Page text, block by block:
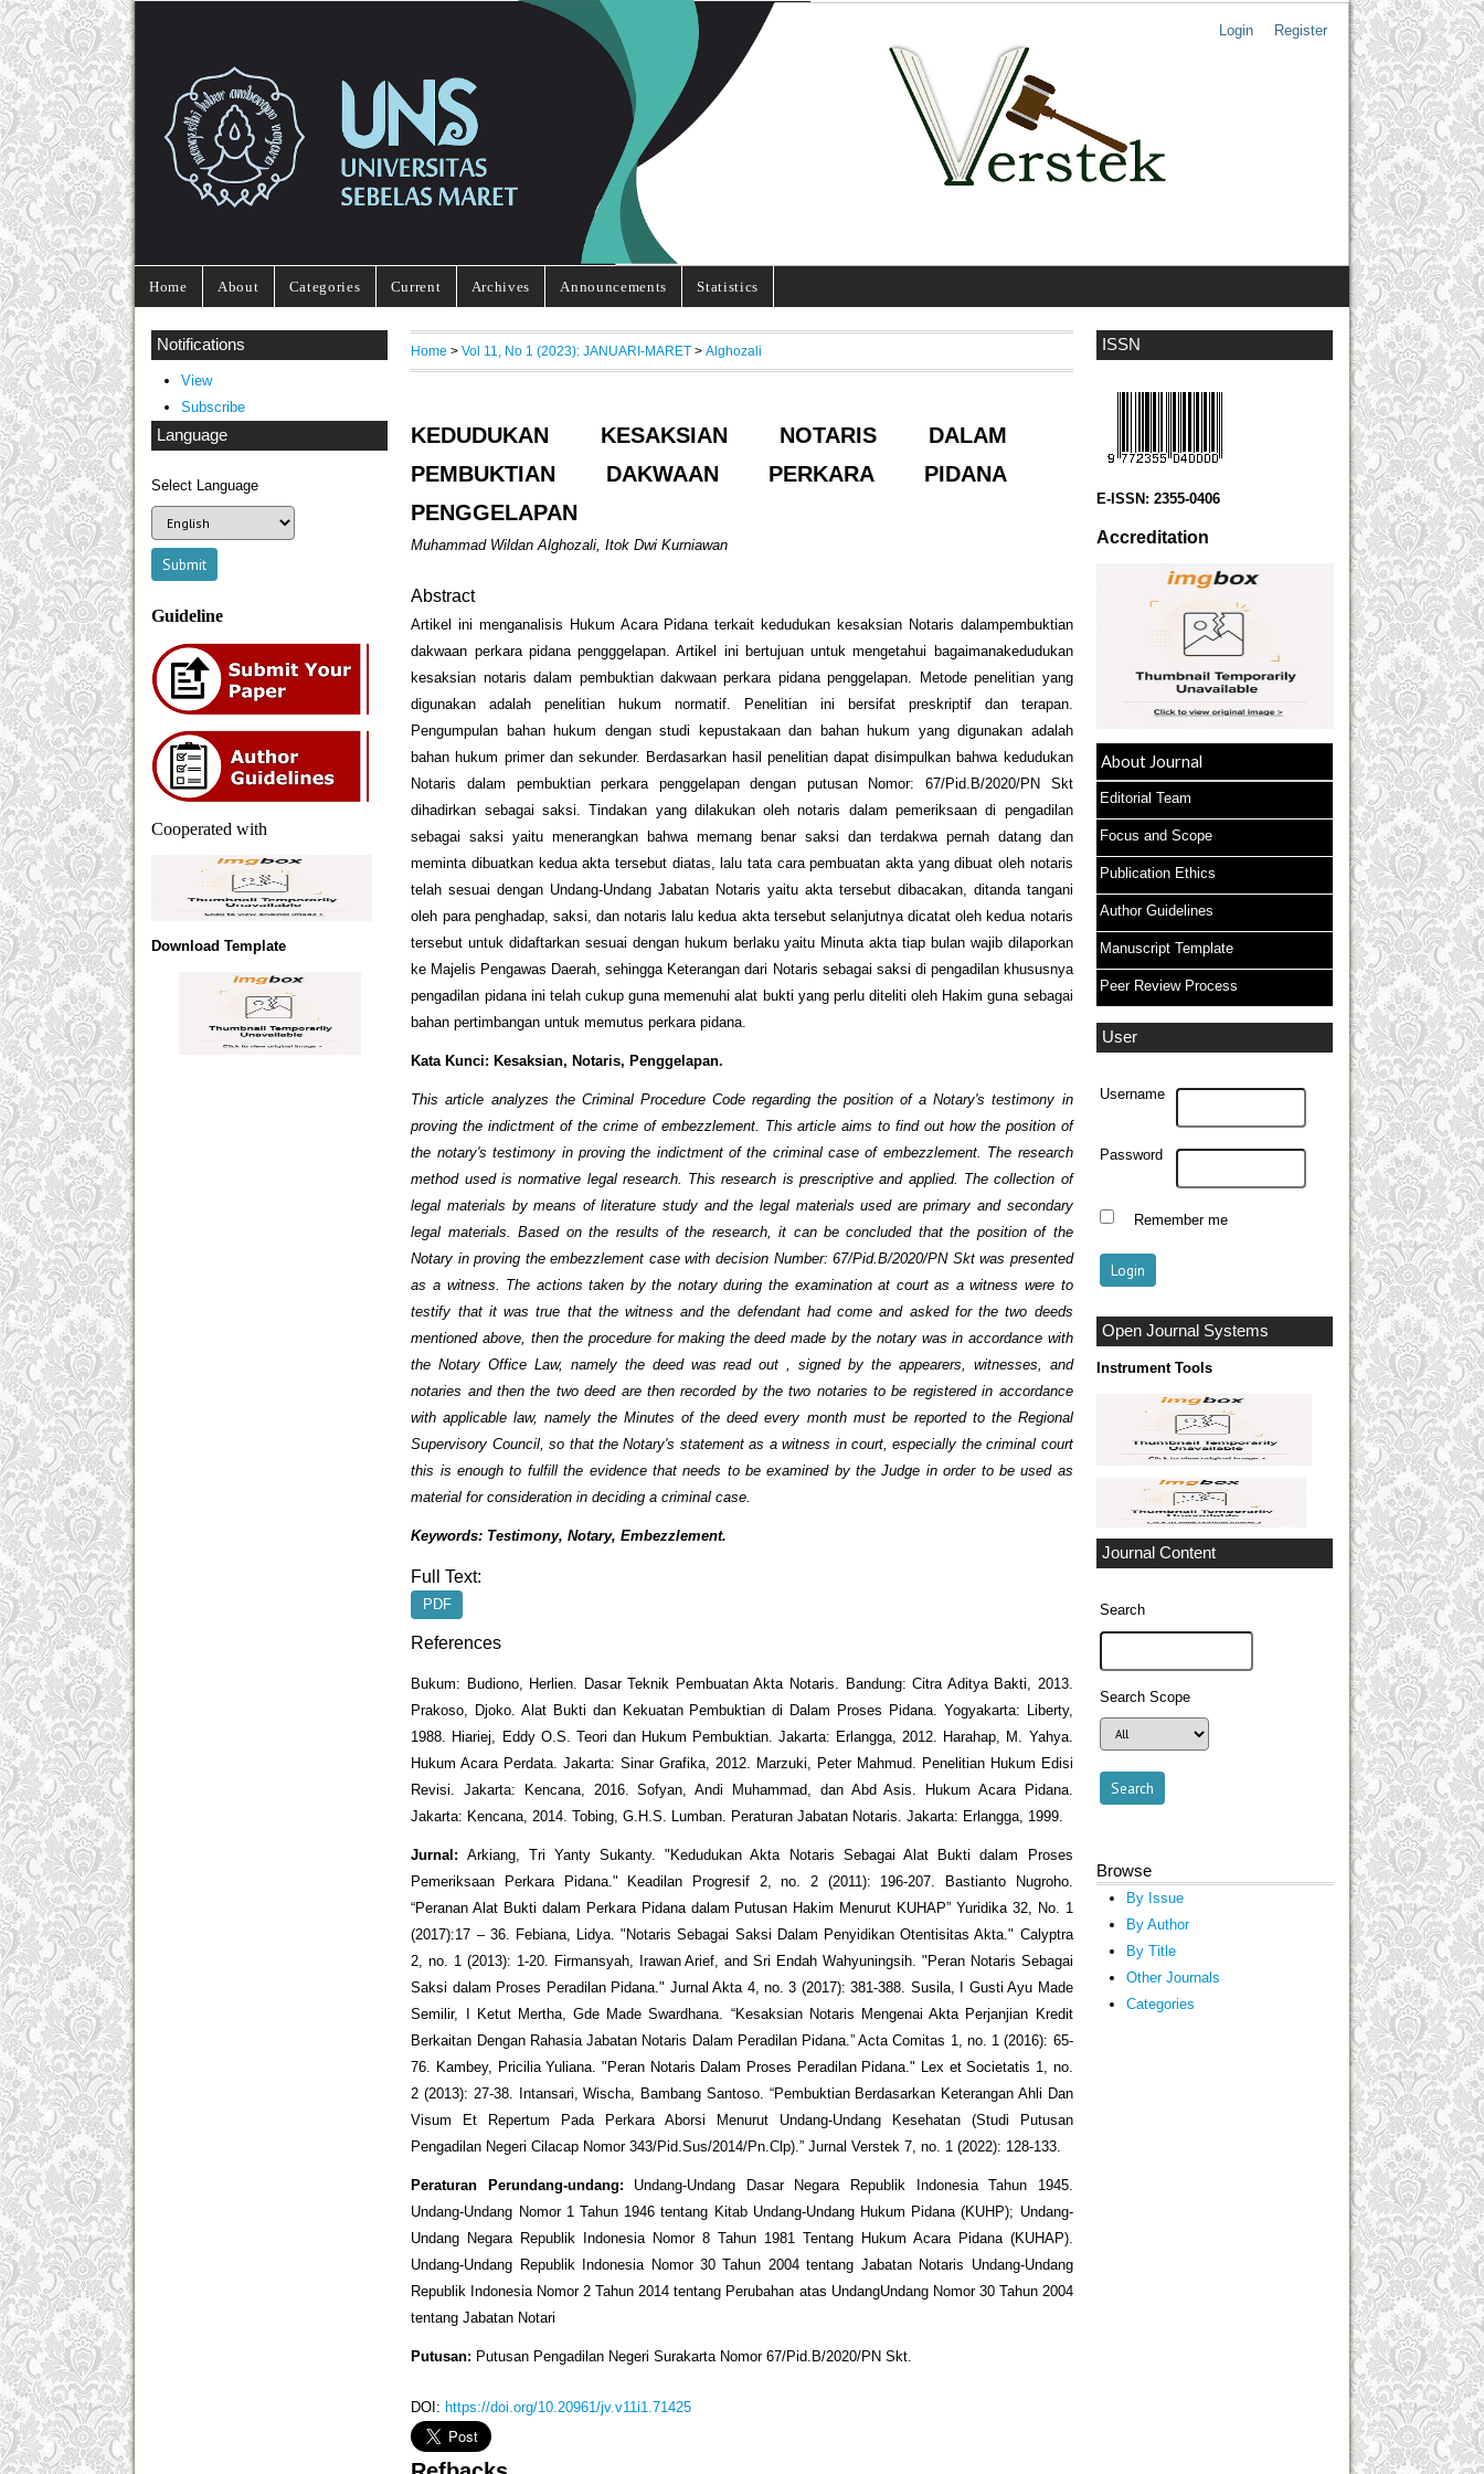
Login Register
Home About Categories Current Archives Announcements Statistics
ISSN
E-ISSN: 2355-0406
Accreditation
About Journal
Editorial Team
Focus and Scope
Publication Ethics
Author Guidelines
Manuscript Template
Peer Review Process
User
Username
Password
Remember me
Open Journal Systems
Instrument Tools
Journal Content
Search
Search Scope
Browse
By Issue
By Author
By Title
Other Journals
Categories
Notifications
View
Subscribe
Language
Select Language
Guideline
Cooperated with
Download Template
Home >Vol 11, No 1 (2023): JANUARI-MARET >Alghozali
KEDUDUKAN KESAKSIAN NOTARIS DALAM
PEMBUKTIAN DAKWAAN PERKARA PIDANA
PENGGELAPAN
Muhammad Wildan Alghozali, Itok Dwi Kurniawan
Abstract
Artikel ini menganalisis Hukum Acara Pidana terkait kedudukan kesaksian Notaris dalampembuktian
dakwaan perkara pidana pengggelapan. Artikel ini bertujuan untuk mengetahui bagaimanakedudukan
kesaksian notaris dalam pembuktian dakwaan perkara pidana penggelapan. Metode penelitian yang
digunakan adalah penelitian hukum normatif. Penelitian ini bersifat preskriptif dan terapan.
Pengumpulan bahan hukum dengan studi kepustakaan dan bahan hukum yang digunakan adalah
bahan hukum primer dan sekunder. Berdasarkan hasil penelitian dapat disimpulkan bahwa kedudukan
Notaris dalam pembuktian perkara penggelapan dengan putusan Nomor: 67/Pid.B/2020/PN Skt
dihadirkan sebagai saksi. Tindakan yang dilakukan oleh notaris dalam pemeriksaan di pengadilan
sebagai saksi yaitu menerangkan bahwa memang benar saksi dan terdakwa pernah datang dan
meminta dibuatkan kedua akta tersebut diatas, lalu tata cara pembuatan akta yang dibuat oleh notaris
telah sesuai dengan Undang-Undang Jabatan Notaris yaitu akta tersebut dibacakan, ditanda tangani
oleh para penghadap, saksi, dan notaris lalu kedua akta tersebut selanjutnya dicatat oleh kedua notaris
tersebut untuk didaftarkan sesuai dengan hukum berlaku yaitu Minuta akta tiap bulan wajib dilaporkan
ke Majelis Pengawas Daerah, sehingga Keterangan dari Notaris sebagai saksi di pengadilan khususnya
pengadilan pidana ini telah cukup guna memenuhi alat bukti yang perlu diteliti oleh Hakim guna sebagai
bahan pertimbangan untuk memutus perkara pidana.
Kata Kunci: Kesaksian, Notaris, Penggelapan.
This article analyzes the Criminal Procedure Code regarding the position of a Notary's testimony in
proving the indictment of the crime of embezzlement. This article aims to find out how the position of
the notary's testimony in proving the indictment of the criminal case of embezzlement. The research
method used is normative legal research. This research is prescriptive and applied. The collection of
legal materials by means of literature study and the legal materials used are primary and secondary
legal materials. Based on the results of the research, it can be concluded that the position of the
Notary in proving the embezzlement case with decision Number: 67/Pid.B/2020/PN Skt was presented
as a witness. The actions taken by the notary during the examination at court as a witness were to
testify that it was true that the witness and the defendant had come and asked for the two deeds
mentioned above, then the procedure for making the deed made by the notary was in accordance with
the Notary Office Law, namely the deed was read out , signed by the appearers, witnesses, and
notaries and then the two deed are then recorded by the two notaries to be registered in accordance
with applicable law, namely the Minutes of the deed every month must be reported to the Regional
Supervisory Council, so that the Notary's statement as a witness in court, especially the criminal court
this is enough to fulfill the evidence that needs to be examined by the Judge in order to be used as
material for consideration in deciding a criminal case.
Keywords: Testimony, Notary, Embezzlement.
Full Text:
PDF
References
Bukum: Budiono, Herlien. Dasar Teknik Pembuatan Akta Notaris. Bandung: Citra Aditya Bakti, 2013.
Prakoso, Djoko. Alat Bukti dan Kekuatan Pembuktian di Dalam Proses Pidana. Yogyakarta: Liberty,
1988. Hiariej, Eddy O.S. Teori dan Hukum Pembuktian. Jakarta: Erlangga, 2012. Harahap, M. Yahya.
Hukum Acara Perdata. Jakarta: Sinar Grafika, 2012. Marzuki, Peter Mahmud. Penelitian Hukum Edisi
Revisi. Jakarta: Kencana, 2016. Sofyan, Andi Muhammad, dan Abd Asis. Hukum Acara Pidana.
Jakarta: Kencana, 2014. Tobing, G.H.S. Lumban. Peraturan Jabatan Notaris. Jakarta: Erlangga, 1999.
Jurnal: Arkiang, Tri Yanty Sukanty. "Kedudukan Akta Notaris Sebagai Alat Bukti dalam Proses
Pemeriksaan Perkara Pidana." Keadilan Progresif 2, no. 2 (2011): 196-207. Bastianto Nugroho.
“Peranan Alat Bukti dalam Perkara Pidana dalam Putusan Hakim Menurut KUHAP” Yuridika 32, No. 1
(2017):17 – 36. Febiana, Lidya. "Notaris Sebagai Saksi Dalam Penyidikan Otentisitas Akta." Calyptra
2, no. 1 (2013): 1-20. Firmansyah, Irawan Arief, and Sri Endah Wahyuningsih. "Peran Notaris Sebagai
Saksi dalam Proses Peradilan Pidana." Jurnal Akta 4, no. 3 (2017): 381-388. Susila, I Gusti Ayu Made
Semilir, I Ketut Mertha, Gde Made Swardhana. “Kesaksian Notaris Mengenai Akta Perjanjian Kredit
Berkaitan Dengan Rahasia Jabatan Notaris Dalam Peradilan Pidana.” Acta Comitas 1, no. 1 (2016): 65-
76. Kambey, Pricilia Yuliana. "Peran Notaris Dalam Proses Peradilan Pidana." Lex et Societatis 1, no.
2 (2013): 27-38. Intansari, Wischa, Bambang Santoso. “Pembuktian Berdasarkan Keterangan Ahli Dan
Visum Et Repertum Pada Perkara Aborsi Menurut Undang-Undang Kesehatan (Studi Putusan
Pengadilan Negeri Cilacap Nomor 343/Pid.Sus/2014/Pn.Clp).” Jurnal Verstek 7, no. 1 (2022): 128-133.
Peraturan Perundang-undang: Undang-Undang Dasar Negara Republik Indonesia Tahun 1945.
Undang-Undang Nomor 1 Tahun 1946 tentang Kitab Undang-Undang Hukum Pidana (KUHP); Undang-
Undang Negara Republik Indonesia Nomor 8 Tahun 1981 Tentang Hukum Acara Pidana (KUHAP).
Undang-Undang Republik Indonesia Nomor 30 Tahun 2004 tentang Jabatan Notaris Undang-Undang
Republik Indonesia Nomor 2 Tahun 2014 tentang Perubahan atas UndangUndang Nomor 30 Tahun 2004
tentang Jabatan Notari
Putusan: Putusan Pengadilan Negeri Surakarta Nomor 67/Pid.B/2020/PN Skt.
DOI:https://doi.org/10.20961/jv.v11i1.71425